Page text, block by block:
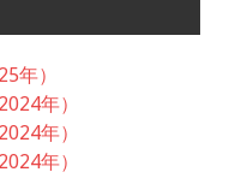
年）
年）
年）
年）